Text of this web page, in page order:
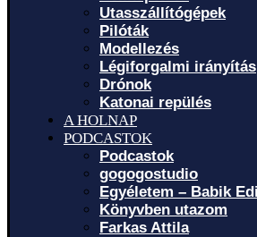
Utasszállítógépek
Pilóták
Modellezés
Légiforgalmi irányítás
Drónok
Katonai repülés
A HOLNAP
PODCASTOK
Podcastok
gogogostudio
Egyéletem – Babik
Könyvben utazom
Farkas Attila